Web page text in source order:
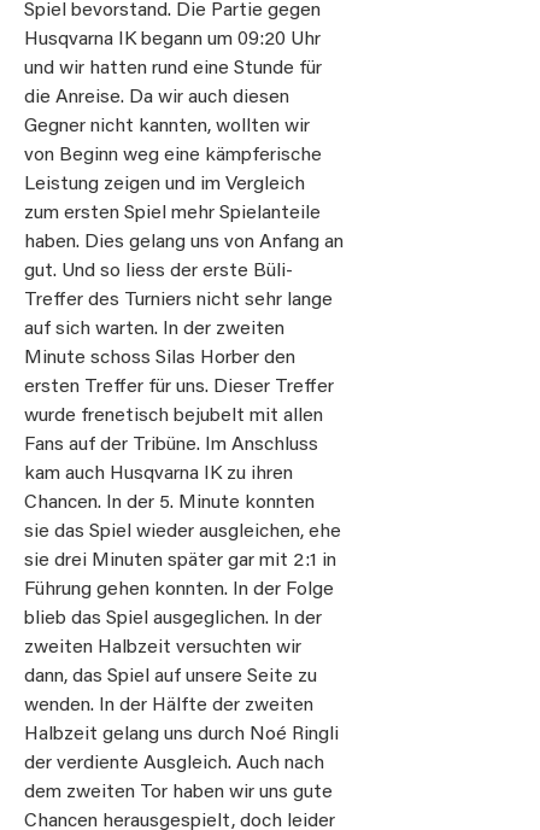
Spiel bevorstand. Die Partie gegen
Husqvarna IK begann um 09:20 Uhr
und wir hatten rund eine Stunde für
die Anreise. Da wir auch diesen
Gegner nicht kannten, wollten wir
von Beginn weg eine kämpferische
Leistung zeigen und im Vergleich
zum ersten Spiel mehr Spielanteile
haben. Dies gelang uns von Anfang an
gut. Und so liess der erste Büli-
Treffer des Turniers nicht sehr lange
auf sich warten. In der zweiten
Minute schoss Silas Horber den
ersten Treffer für uns. Dieser Treffer
wurde frenetisch bejubelt mit allen
Fans auf der Tribüne. Im Anschluss
kam auch Husqvarna IK zu ihren
Chancen. In der 5. Minute konnten
sie das Spiel wieder ausgleichen, ehe
sie drei Minuten später gar mit 2:1 in
Führung gehen konnten. In der Folge
blieb das Spiel ausgeglichen. In der
zweiten Halbzeit versuchten wir
dann, das Spiel auf unsere Seite zu
wenden. In der Hälfte der zweiten
Halbzeit gelang uns durch Noé Ringli
der verdiente Ausgleich. Auch nach
dem zweiten Tor haben wir uns gute
Chancen herausgespielt, doch leider